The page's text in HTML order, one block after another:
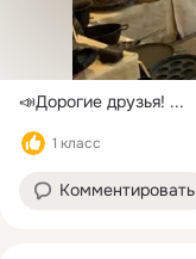
📣Дорогие друзья! ...
1 класс
Комментировать